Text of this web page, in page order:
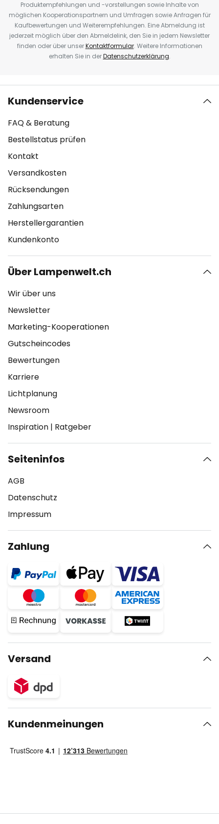
Produktempfehlungen und -vorstellungen sowie Inhalte von
möglichen Kooperationspartnern und Umfragen sowie Anfragen für
Kaufbewertungen und Weiterempfehlungen. Eine Abmeldung ist
jederzeit möglich über den Abmeldelink, den Sie in jedem Newsletter
finden oder über unserKontaktformular. Weitere Informationen
erhalten Sie in derDatenschutzerklärung.
Kundenservice
FAQ & Beratung
Bestellstatus prüfen
Kontakt
Versandkosten
Rücksendungen
Zahlungsarten
Herstellergarantien
Kundenkonto
Über Lampenwelt.ch
Wir über uns
Newsletter
Marketing-Kooperationen
Gutscheincodes
Bewertungen
Karriere
Lichtplanung
Newsroom
Inspiration | Ratgeber
Seiteninfos
AGB
Datenschutz
Impressum
Zahlung
Versand
Kundenmeinungen